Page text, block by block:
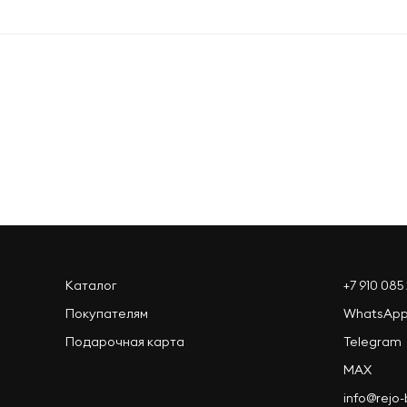
Каталог
Покупателям
Подарочная карта
+7 910 085
WhatsApp
Telegram
MAX